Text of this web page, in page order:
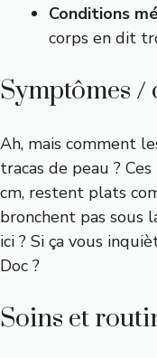
Conditions
corps en dit
Symptômes
Ah, mais comment
tracas de peau ?
cm, restent plats
bronchent pas sous
ici ? Si ça vous
Doc ?
Soins et